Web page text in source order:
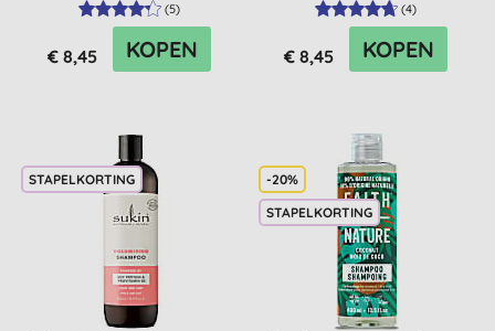
(5)
€ 8,45 KOPEN
(4)
€ 8,45 KOPEN
STAPELKORTING
-20%
STAPELKORTING